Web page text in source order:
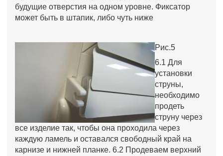
будущие отверстия на одном уровне. Фиксатор
может быть в штапик, либо чуть ниже
Рис.5
6.1 Для
установки
струны,
необходимо
продеть
струну через
все изделие так, чтобы она проходила через
каждую ламель и оставался свободный край на
карнизе и нижней планке. 6.2 Продеваем верхний